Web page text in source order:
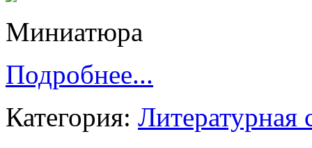
Миниатюра
Подробнее...
Категория: Литературная